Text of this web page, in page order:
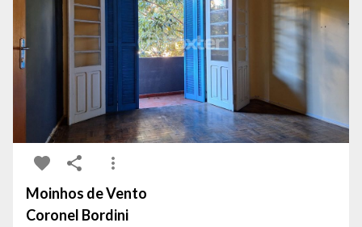
Moinhos de Vento
Coronel Bordini